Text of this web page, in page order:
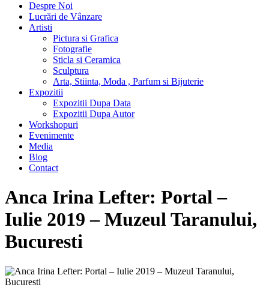
Despre Noi
Lucrări de Vânzare
Artisti
Pictura si Grafica
Fotografie
Sticla si Ceramica
Sculptura
Arta, Stiinta, Moda , Parfum si Bijuterie
Expozitii
Expozitii Dupa Data
Expozitii Dupa Autor
Workshopuri
Evenimente
Media
Blog
Contact
Anca Irina Lefter: Portal –
Iulie 2019 – Muzeul Taranului,
Bucuresti